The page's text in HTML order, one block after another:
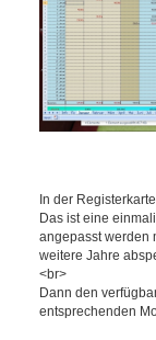
In der
Das ist eine
angepasst werden
weitere Jahre
<br>
Dann den
entsprechenden